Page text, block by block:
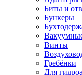
Биты и
Бункеры
Винты
Гребёнки
Для